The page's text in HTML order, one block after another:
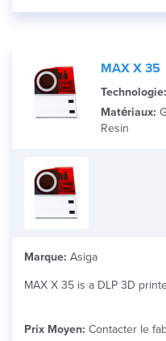
MAX X 35
Technologie:
Matériaux:
Resin
Marque: Asiga
MAX X 35 is a DLP 3D
Prix Moyen: Contacter le